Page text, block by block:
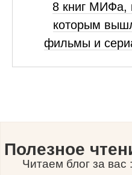
8 книг МИФа,
которым
фильмы и
Полезное
Читаем блог за